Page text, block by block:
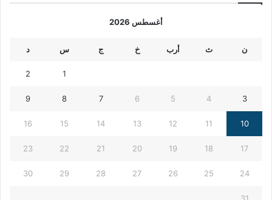
أغسطس 2026
ن ث أرب خ ج س د
1
2
3
4
5
6
7
8
9
10
11
12
13
14
15
16
17
18
19
20
21
22
23
24
25
26
27
28
29
30
31